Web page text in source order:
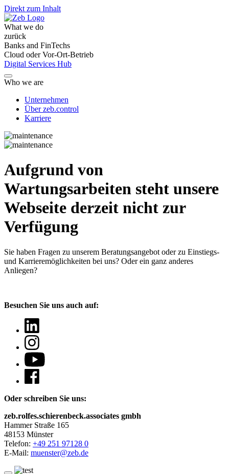
Direkt zum Inhalt
What we do
zurück
Banks and FinTechs
Cloud oder Vor-Ort-Betrieb
Digital Services Hub
Who we are
Unternehmen
Über zeb.control
Karriere
Aufgrund von
Wartungsarbeiten steht unsere
Webseite derzeit nicht zur
Verfügung
Sie haben Fragen zu unserem Beratungsangebot oder zu Einstiegs-
und Karrieremöglichkeiten bei uns? Oder ein ganz anderes
Anliegen?
Besuchen Sie uns auch auf:
Oder schreiben Sie uns:
zeb.rolfes.schierenbeck.associates gmbh
Hammer Straße 165
48153 Münster
Telefon: +49 251 97128 0
E-Mail: muenster@zeb.de